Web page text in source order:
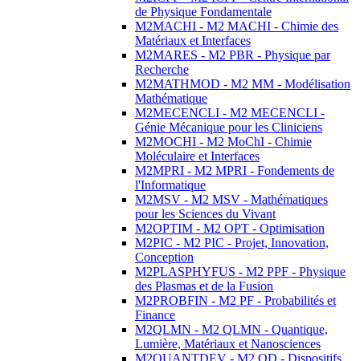
de Physique Fondamentale
M2MACHI - M2 MACHI - Chimie des
Matériaux et Interfaces
M2MARES - M2 PBR - Physique par
Recherche
M2MATHMOD - M2 MM - Modélisation
Mathématique
M2MECENCLI - M2 MECENCLI -
Génie Mécanique pour les Cliniciens
M2MOCHI - M2 MoChI - Chimie
Moléculaire et Interfaces
M2MPRI - M2 MPRI - Fondements de
l'Informatique
M2MSV - M2 MSV - Mathématiques
pour les Sciences du Vivant
M2OPTIM - M2 OPT - Optimisation
M2PIC - M2 PIC - Projet, Innovation,
Conception
M2PLASPHYFUS - M2 PPF - Physique
des Plasmas et de la Fusion
M2PROBFIN - M2 PF - Probabilités et
Finance
M2QLMN - M2 QLMN - Quantique,
Lumière, Matériaux et Nanosciences
M2QUANTDEV - M2 QD - Dispositifs